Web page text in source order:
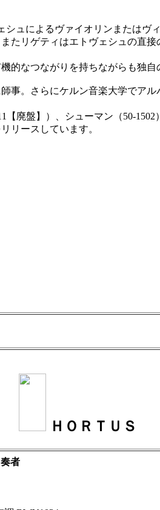
ュによるヴァイオリンまたはヴ
リゲティはエトヴェシュの直
なつながりを持ちながらも独自
。さらにケルン音楽大学でア
廃盤】）、シューマン（50-1502
リースしています。
ＨＯＲＴＵＳ
者